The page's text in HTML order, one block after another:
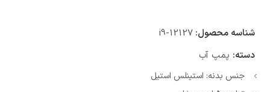
شناسه محصول: i9-12127
دسته: پمپ آب
جنس بدنه: استینلس استیل